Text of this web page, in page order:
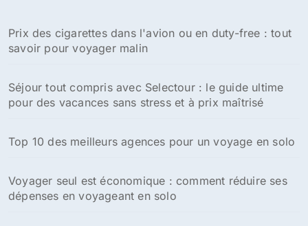
Prix des cigarettes dans l'avion ou en duty-free : tout
savoir pour voyager malin
Séjour tout compris avec Selectour : le guide ultime
pour des vacances sans stress et à prix maîtrisé
Top 10 des meilleurs agences pour un voyage en solo
Voyager seul est économique : comment réduire ses
dépenses en voyageant en solo